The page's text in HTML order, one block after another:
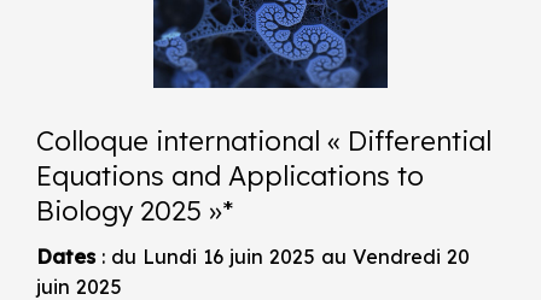
Colloque international « Differential
Equations and Applications to
Biology 2025 »*
Dates : du Lundi 16 juin 2025 au Vendredi 20
juin 2025